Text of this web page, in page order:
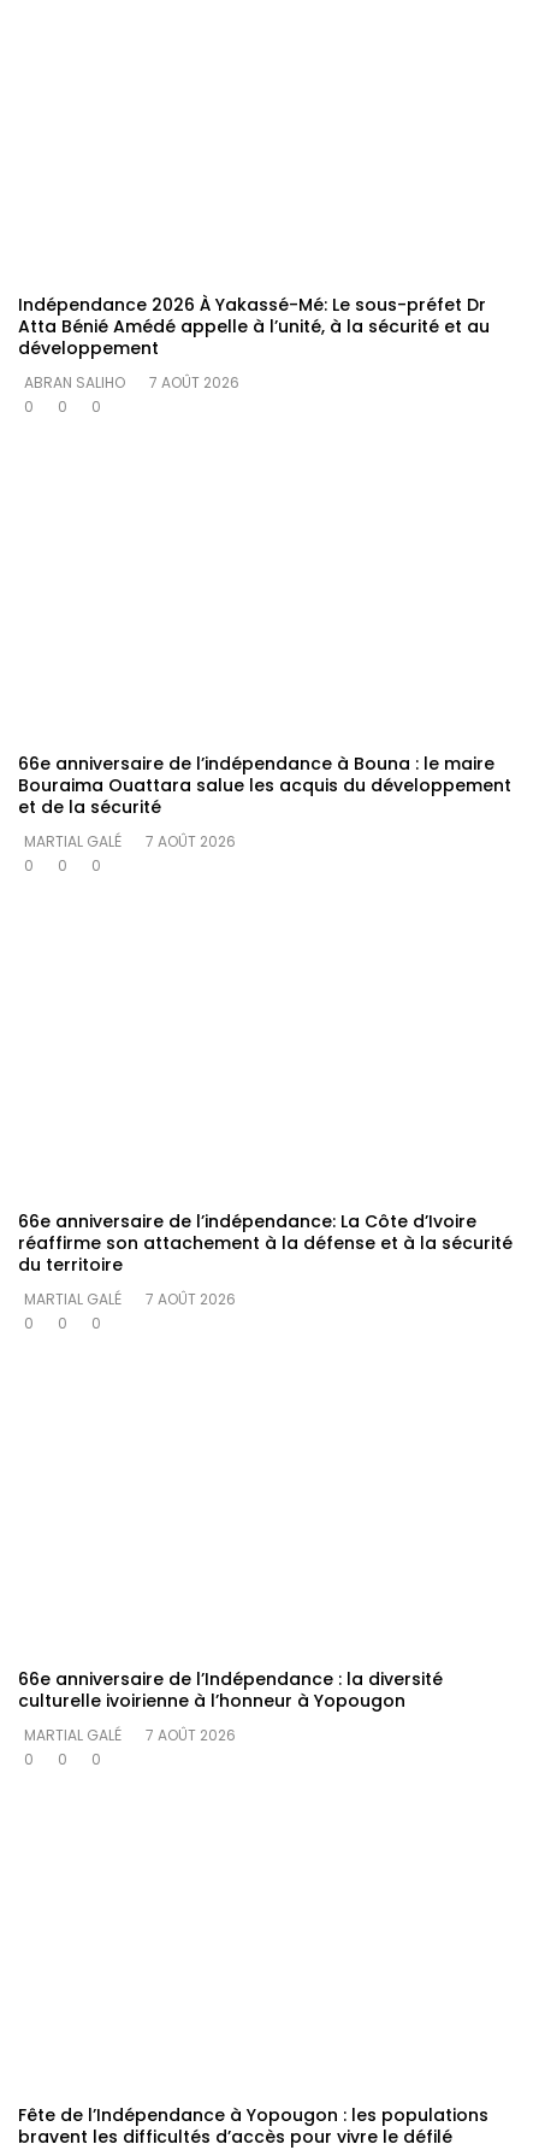
Indépendance 2026 À Yakassé-Mé: Le sous-préfet Dr
Atta Bénié Amédé appelle à l’unité, à la sécurité et au
développement
ABRAN SALIHO
7 AOÛT 2026
0
0 0
66e anniversaire de l’indépendance à Bouna : le maire
Bouraima Ouattara salue les acquis du développement
et de la sécurité
MARTIAL GALÉ
7 AOÛT 2026
0
0 0
66e anniversaire de l’indépendance: La Côte d’Ivoire
réaffirme son attachement à la défense et à la sécurité
du territoire
MARTIAL GALÉ
7 AOÛT 2026
0
0 0
66e anniversaire de l’Indépendance : la diversité
culturelle ivoirienne à l’honneur à Yopougon
MARTIAL GALÉ
7 AOÛT 2026
0
0 0
Fête de l’Indépendance à Yopougon : les populations
bravent les difficultés d’accès pour vivre le défilé